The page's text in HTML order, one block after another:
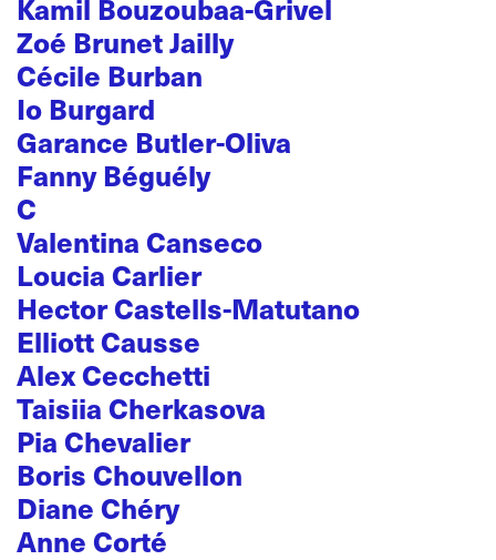
Kamil Bouzoubaa-Grivel
Zoé Brunet Jailly
Cécile Burban
Io Burgard
Garance Butler-Oliva
Fanny Béguély
C
Valentina Canseco
Loucia Carlier
Hector Castells-Matutano
Elliott Causse
Alex Cecchetti
Taisiia Cherkasova
Pia Chevalier
Boris Chouvellon
Diane Chéry
Anne Corté